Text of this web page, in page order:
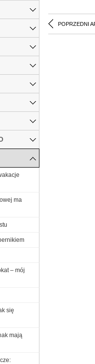
POPRZEDNI
ma
– mój
się
mają